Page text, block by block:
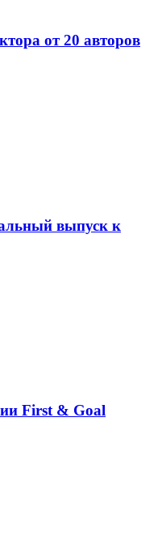
от 20 авторов
выпуск к
First & Goal